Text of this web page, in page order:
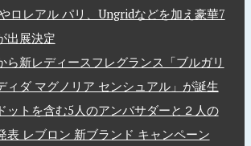
ロレアル パリ、Ungridなどを加え豪華7
出展決定
ら新レディースフレグランス「ブルガリ
ィダ マグノリア センシュアル」が誕生
ットを含む5人のアンバサダーと２人の
表 レブロン 新ブランド キャンペーン